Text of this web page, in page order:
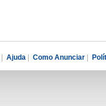
| Ajuda | Como Anunciar |